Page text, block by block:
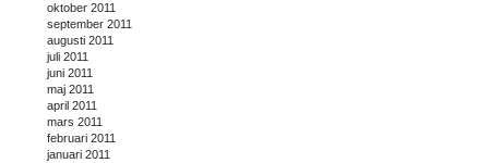
oktober 2011
september 2011
augusti 2011
juli 2011
juni 2011
maj 2011
april 2011
mars 2011
februari 2011
januari 2011